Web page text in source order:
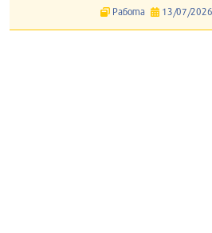
Работа 13/07/2026